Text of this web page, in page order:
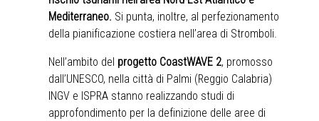
Mediterraneo. Si punta, inoltre, al perfezionamento
della pianificazione costiera nell’area di Stromboli.
Nell’ambito del progetto CoastWAVE 2, promosso
dall’UNESCO, nella città di Palmi (Reggio Calabria)
INGV e ISPRA stanno realizzando studi di
approfondimento per la definizione delle aree di